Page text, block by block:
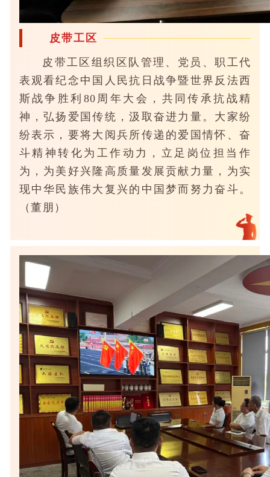
皮带工区
皮带工区组织区队管理、党员、职工代
表观看纪念中国人民抗日战争暨世界反法西
斯战争胜利80周年大会，共同传承抗战精
神，弘扬爱国传统，汲取奋进力量。大家纷
纷表示，要将大阅兵所传递的爱国情怀、奋
斗精神转化为工作动力，立足岗位担当作
为，为美好兴隆高质量发展贡献力量，为实
现中华民族伟大复兴的中国梦而努力奋斗。
（董朋）